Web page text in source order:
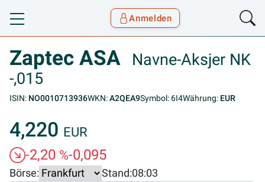
Toggle navigation
Anmelden
Zaptec ASA
Navne-Aksjer NK
-,015
ISIN: NO0010713936WKN:A2QEA9Symbol: 6I4Währung: EUR
4,220 EUR
-2,20 %-0,095
Börse: Stand:08:03